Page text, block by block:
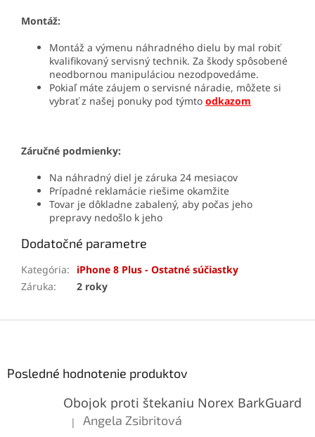
Montáž:
Montáž a výmenu náhradného dielu by mal robiť
kvalifikovaný servisný technik. Za škody spôsobené
neodbornou manipuláciou nezodpovedáme.
Pokiaľ máte záujem o servisné náradie, môžete si
vybrať z našej ponuky pod týmto odkazom
Záručné podmienky:
Na náhradný diel je záruka 24 mesiacov
Prípadné reklamácie riešime okamžite
Tovar je dôkladne zabalený, aby počas jeho
prepravy nedošlo k jeho
Dodatočné parametre
Kategória:
iPhone 8 Plus - Ostatné súčiastky
Záruka: 2 roky
Posledné hodnotenie produktov
Obojok proti štekaniu Norex BarkGuard
Hodnotenie produktu je 5 z 5 hviezdičiek.
| Angela Zsibritová